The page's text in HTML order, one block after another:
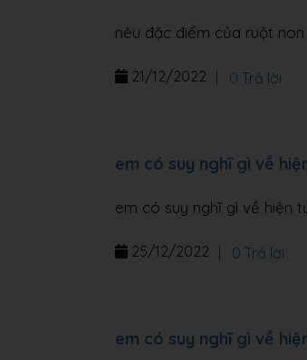
nêu đặc điểm của ruột
21/12/2022 0 Trả lời
em có suy nghĩ gì về
em có suy nghĩ gì về hiện
25/12/2022 0 Trả lời
em có suy nghĩ gì về